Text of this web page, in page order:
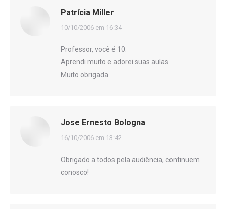
Patrícia Miller
disse:
10/10/2006 em 16:34
Professor, você é 10.
Aprendi muito e adorei suas aulas.
Muito obrigada.
Jose Ernesto Bologna
disse:
16/10/2006 em 13:42
Obrigado a todos pela audiência, continuem
conosco!